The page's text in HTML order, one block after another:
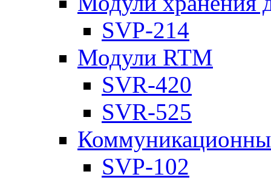
SVP-214
Модули RTM
SVR-420
SVR-525
SVP-102